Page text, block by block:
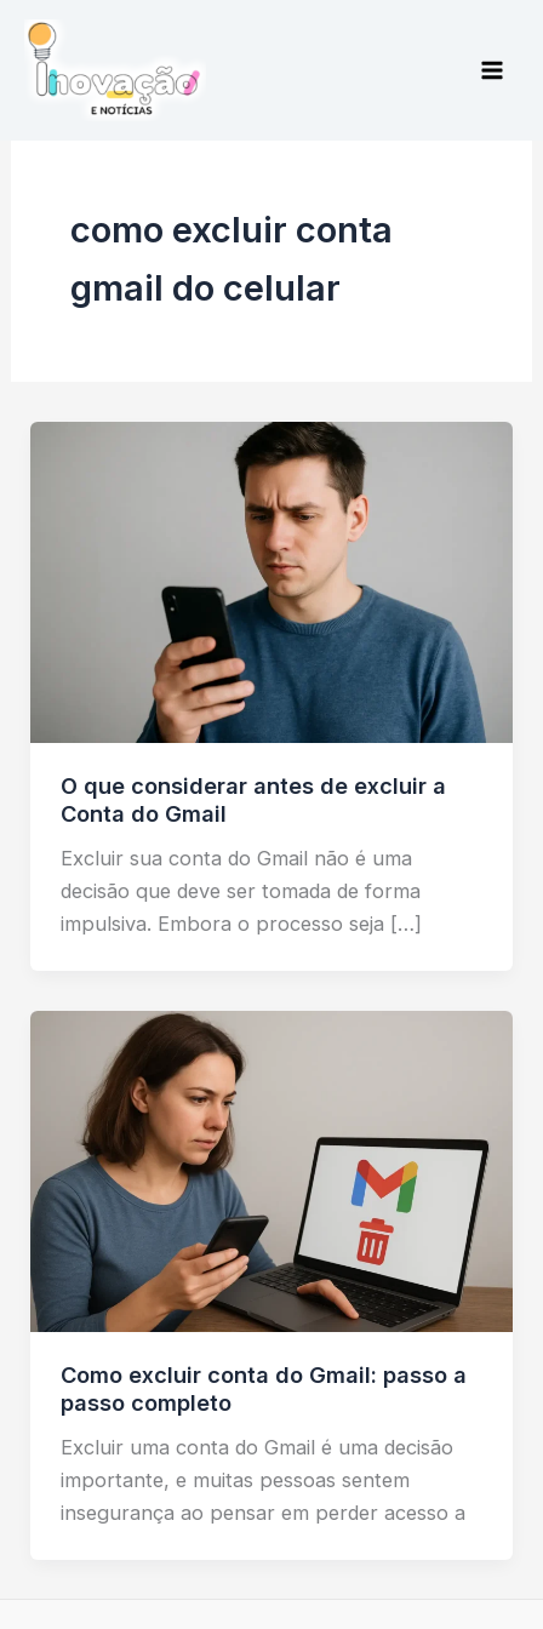
para
como excluir conta
gmail do celular
O que considerar antes de excluir a
Conta do Gmail
Excluir sua conta do Gmail não é uma
decisão que deve ser tomada de forma
impulsiva. Embora o processo seja […]
Como excluir conta do Gmail: passo a
passo completo
Excluir uma conta do Gmail é uma decisão
importante, e muitas pessoas sentem
insegurança ao pensar em perder acesso a